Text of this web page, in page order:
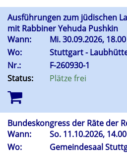
Ausführungen zum jüdischen
mit Rabbiner Yehuda Pushkin
Wann:
Mi.30.09.2026,
Wo:
Stuttgart -
Nr.:
F-260930-1
Status:
Plätze frei
Bundeskongress der Räte der
Wann:
So. 11.10.2026,
Wo:
Gemeindesaal